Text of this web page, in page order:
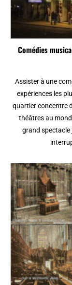
Comédies
Assister à une
expériences les
quartier concentre
théâtres au
grand spectacle